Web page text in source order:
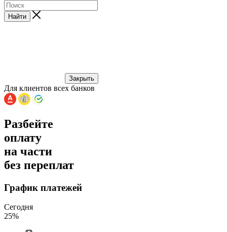
Найти
Закрыть
Для клиентов всех банков
Разбейте
оплату
на части
без переплат
График платежей
Сегодня
25%